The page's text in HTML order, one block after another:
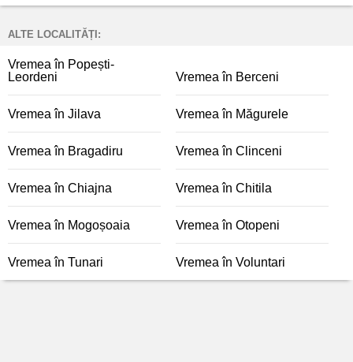
ALTE LOCALITĂȚI:
Vremea în Popești-
Leordeni
Vremea în Berceni
Vremea în Jilava Vremea în Măgurele
Vremea în Bragadiru Vremea în Clinceni
Vremea în Chiajna Vremea în Chitila
Vremea în Mogoșoaia Vremea în Otopeni
Vremea în Tunari Vremea în Voluntari